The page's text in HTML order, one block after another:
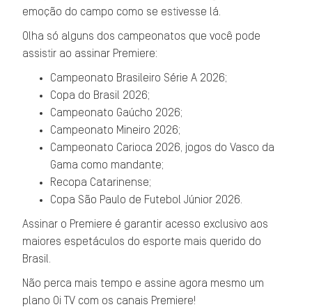
emoção do campo como se estivesse lá.
Olha só alguns dos campeonatos que você pode
assistir ao assinar Premiere:
Campeonato Brasileiro Série A 2026;
Copa do Brasil 2026;
Campeonato Gaúcho 2026;
Campeonato Mineiro 2026;
Campeonato Carioca 2026, jogos do Vasco da
Gama como mandante;
Recopa Catarinense;
Copa São Paulo de Futebol Júnior 2026.
Assinar o Premiere é garantir acesso exclusivo aos
maiores espetáculos do esporte mais querido do
Brasil.
Não perca mais tempo e assine agora mesmo um
plano Oi TV com os canais Premiere!